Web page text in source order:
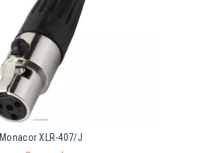
Monacor XLR-407/J